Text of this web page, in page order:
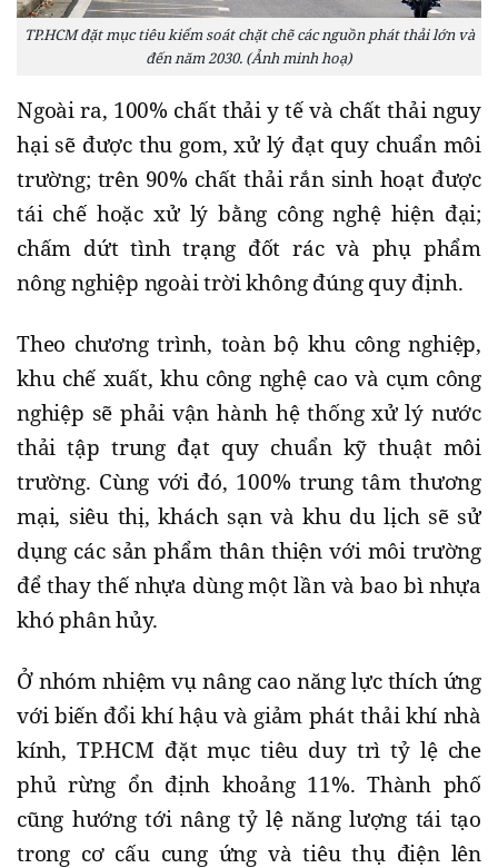
TP.HCM đặt mục tiêu kiểm soát chặt chẽ các nguồn phát thải lớn và
đến năm 2030. (Ảnh minh hoạ)
Ngoài ra, 100% chất thải y tế và chất thải nguy
hại sẽ được thu gom, xử lý đạt quy chuẩn môi
trường; trên 90% chất thải rắn sinh hoạt được
tái chế hoặc xử lý bằng công nghệ hiện đại;
chấm dứt tình trạng đốt rác và phụ phẩm
nông nghiệp ngoài trời không đúng quy định.
Theo chương trình, toàn bộ khu công nghiệp,
khu chế xuất, khu công nghệ cao và cụm công
nghiệp sẽ phải vận hành hệ thống xử lý nước
thải tập trung đạt quy chuẩn kỹ thuật môi
trường. Cùng với đó, 100% trung tâm thương
mại, siêu thị, khách sạn và khu du lịch sẽ sử
dụng các sản phẩm thân thiện với môi trường
để thay thế nhựa dùng một lần và bao bì nhựa
khó phân hủy.
Ở nhóm nhiệm vụ nâng cao năng lực thích ứng
với biến đổi khí hậu và giảm phát thải khí nhà
kính, TP.HCM đặt mục tiêu duy trì tỷ lệ che
phủ rừng ổn định khoảng 11%. Thành phố
cũng hướng tới nâng tỷ lệ năng lượng tái tạo
trong cơ cấu cung ứng và tiêu thụ điện lên